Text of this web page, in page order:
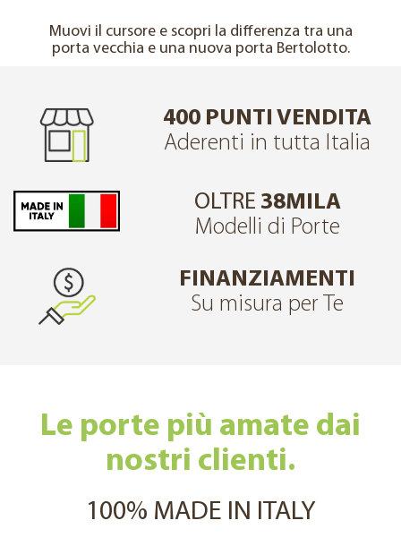
PRIMA DOPO
Muovi il cursore e scopri la differenza tra una
porta vecchia e una nuova porta Bertolotto.
400 PUNTI VENDITA
Aderenti in tutta Italia
OLTRE 38MILA
Modelli di Porte
FINANZIAMENTI
Su misura per Te
Le porte più amate dai
nostri clienti.
100% MADE IN ITALY